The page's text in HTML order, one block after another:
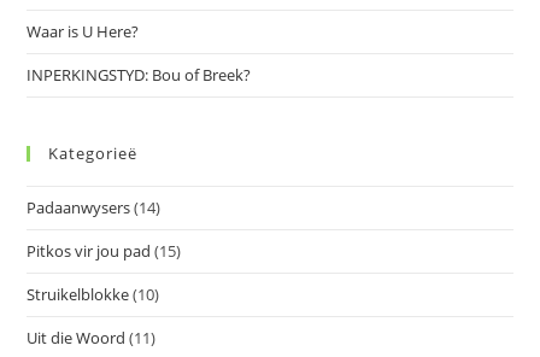
Waar is U Here?
INPERKINGSTYD: Bou of Breek?
Kategorieë
Padaanwysers(14)
Pitkos vir jou pad (15)
Struikelblokke(10)
Uit die Woord (11)